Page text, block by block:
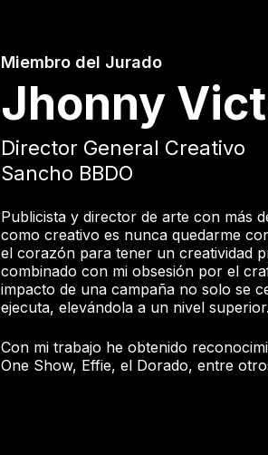
Miembro del Jurado
Jhonny
Director General Creativo
Sancho BBDO
Publicista y director de arte con más
como creativo es nunca quedarme
el corazón para tener un creatividad
combinado con mi obsesión por el
impacto de una campaña no solo se
ejecuta, elevándola a un nivel superior.
Con mi trabajo he obtenido
One Show, Effie, el Dorado, entre